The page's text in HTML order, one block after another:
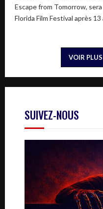
Escape from Tomorrow,
Florida Film Festival après
VOIR
SUIVEZ-NOUS